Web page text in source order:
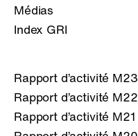
Médias
Index GRI
Rapport d’activité M23
Rapport d’activité M22
Rapport d’activité M21